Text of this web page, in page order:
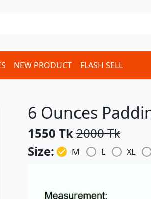
NEW PRODUCT FLASH SELL
6 Ounces
1550 Tk2000 Tk
Size:
M L XL